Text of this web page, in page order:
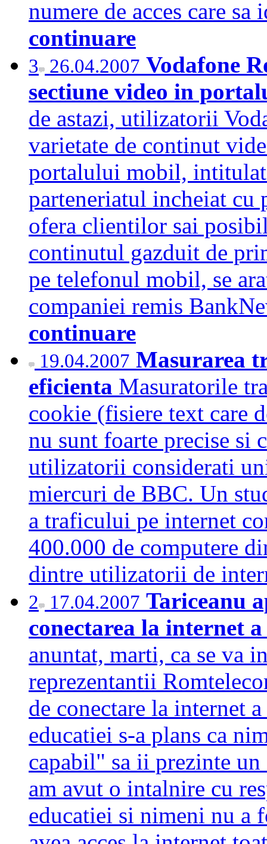
numere de acces care
continuare
3 26.04.2007 Vodafone
sectiune video in
de astazi, utilizatorii
varietate de continut
portalului mobil,
parteneriatul incheiat cu
ofera clientilor sai
continutul gazduit de
pe telefonul mobil, se
companiei remis
continuare
19.04.2007 Masurarea
eficienta Masuratorile
cookie (fisiere text care
nu sunt foarte precise si
utilizatorii considerati
miercuri de BBC. Un
a traficului pe internet
400.000 de computere
dintre utilizatorii de
2 17.04.2007 Tariceanu
conectarea la internet
anuntat, marti, ca se va
reprezentantii
de conectare la internet
educatiei s-a plans ca
capabil" sa ii prezinte
am avut o intalnire cu
educatiei si nimeni nu a